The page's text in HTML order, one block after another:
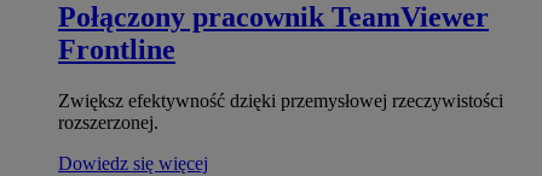
Połączony pracownik TeamViewer
Frontline
Zwiększ efektywność dzięki przemysłowej rzeczywistości
rozszerzonej.
Dowiedz się więcej